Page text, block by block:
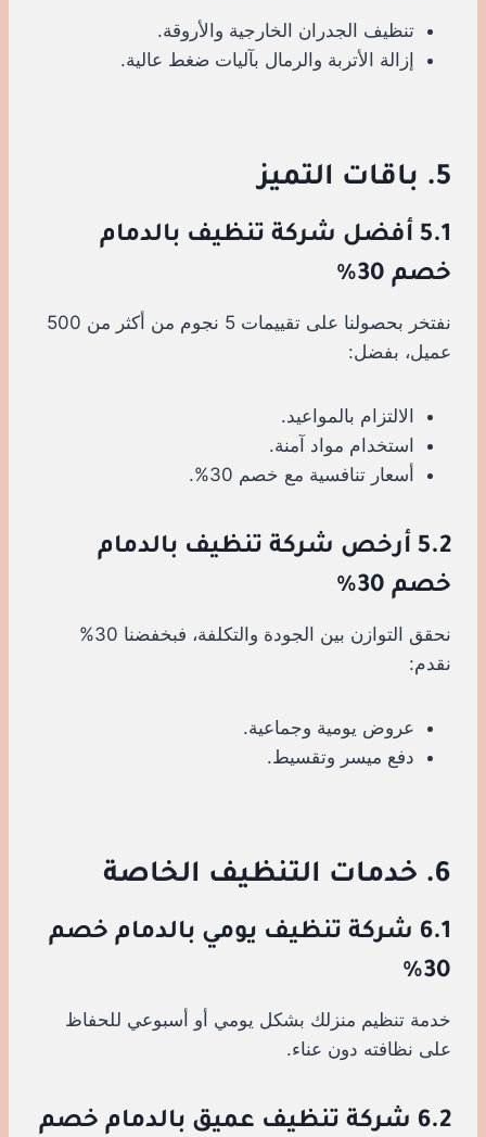
تنظيف الجدران الخارجية والأروقة.
إزالة الأتربة والرمال بآليات ضغط عالية.
5. باقات التميز
5.1 أفضل شركة تنظيف بالدمام
خصم 30%
نفتخر بحصولنا على تقييمات 5 نجوم من أكثر من 500
عميل، بفضل:
الالتزام بالمواعيد.
استخدام مواد آمنة.
أسعار تنافسية مع خصم 30%.
5.2 أرخص شركة تنظيف بالدمام
خصم 30%
نحقق التوازن بين الجودة والتكلفة، فبخفضنا 30%
نقدم:
عروض يومية وجماعية.
دفع ميسر وتقسيط.
6. خدمات التنظيف الخاصة
6.1 شركة تنظيف يومي بالدمام خصم
30%
خدمة تنظيم منزلك بشكل يومي أو أسبوعي للحفاظ
على نظافته دون عناء.
6.2 شركة تنظيف عميق بالدمام خصم